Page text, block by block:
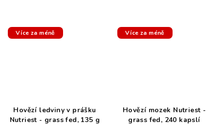
Více za méně
Hovězí ledviny v prášku
Nutriest - grass fed, 135 g
Více za méně
Hovězí mozek Nutriest -
grass fed, 240 kapslí